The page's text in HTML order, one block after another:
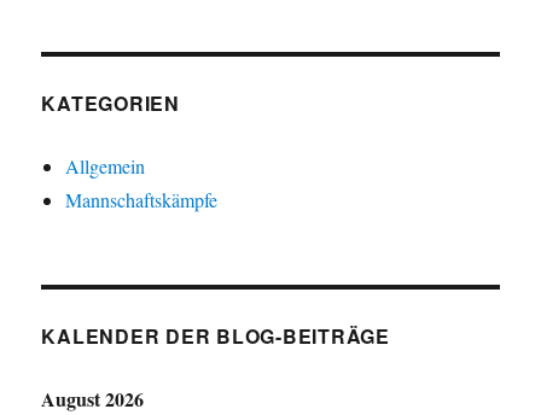
KATEGORIEN
Allgemein
Mannschaftskämpfe
KALENDER DER BLOG-BEITRÄGE
August 2026